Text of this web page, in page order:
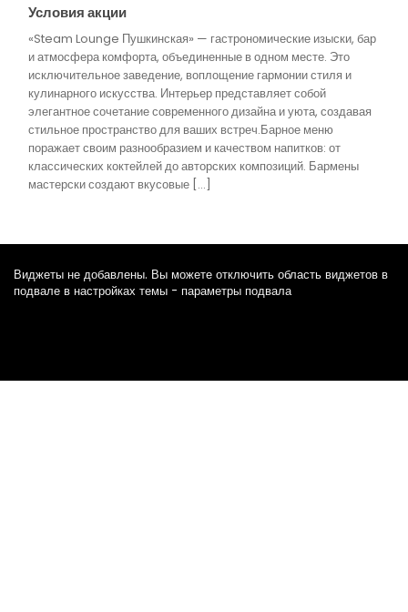
Условия акции
«Steam Lounge Пушкинская» — гастрономические изыски, бар
и атмосфера комфорта, объединенные в одном месте. Это
исключительное заведение, воплощение гармонии стиля и
кулинарного искусства. Интерьер представляет собой
элегантное сочетание современного дизайна и уюта, создавая
стильное пространство для ваших встреч.Барное меню
поражает своим разнообразием и качеством напитков: от
классических коктейлей до авторских композиций. Бармены
мастерски создают вкусовые […]
Виджеты не добавлены. Вы можете отключить область виджетов в
подвале в настройках темы - параметры подвала